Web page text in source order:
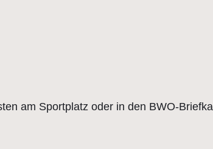
am Sportplatz oder in den BWO-